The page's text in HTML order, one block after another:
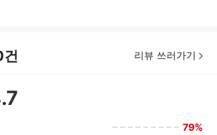
건 리뷰 쓰러가기
79%